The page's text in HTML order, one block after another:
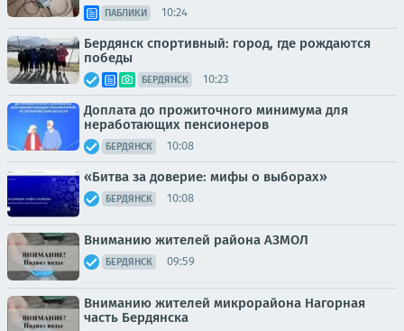
ПАБЛИКИ 10:24
Бердянск спортивный: город, где рождаются
победы
БЕРДЯНСК 10:23
Доплата до прожиточного минимума для
неработающих пенсионеров
БЕРДЯНСК 10:08
«Битва за доверие: мифы о выборах»
БЕРДЯНСК 10:08
Вниманию жителей района АЗМОЛ
БЕРДЯНСК 09:59
Вниманию жителей микрорайона Нагорная
часть Бердянска